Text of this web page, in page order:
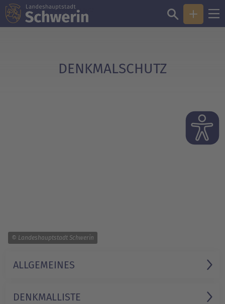
Sie sind hier: Denkmal­schutz
DENKMAL­SCHUTZ
© Landeshauptstadt Schwerin
ALLGEMEINES
DENKMALLISTE